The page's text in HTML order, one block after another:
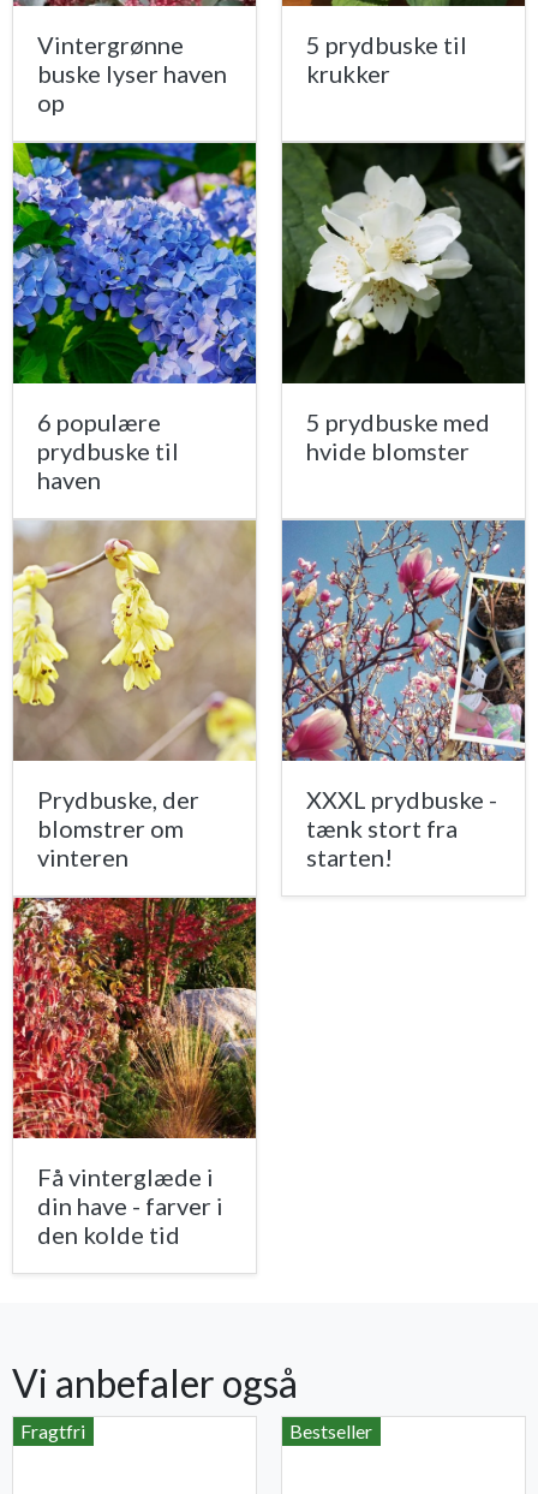
Vintergrønne
buske lyser haven
op
5 prydbuske til
krukker
6 populære
prydbuske til
haven
5 prydbuske med
hvide blomster
Prydbuske, der
blomstrer om
vinteren
XXXL prydbuske -
tænk stort fra
starten!
Få vinterglæde i
din have - farver i
den kolde tid
Vi anbefaler også
Fragtfri Bestseller